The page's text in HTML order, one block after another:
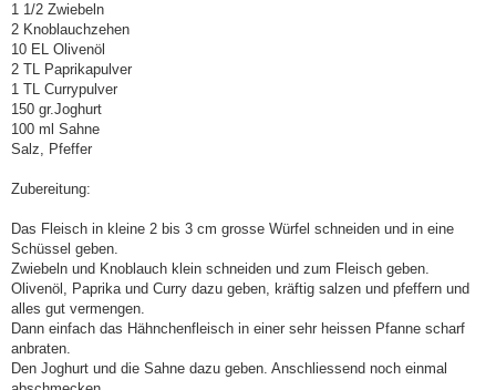
1 1/2 Zwiebeln
2 Knoblauchzehen
10 EL Olivenöl
2 TL Paprikapulver
1 TL Currypulver
150 gr.Joghurt
100 ml Sahne
Salz, Pfeffer
Zubereitung:
Das Fleisch in kleine 2 bis 3 cm grosse Würfel schneiden und in eine
Schüssel geben.
Zwiebeln und Knoblauch klein schneiden und zum Fleisch geben.
Olivenöl, Paprika und Curry dazu geben, kräftig salzen und pfeffern und
alles gut vermengen.
Dann einfach das Hähnchenfleisch in einer sehr heissen Pfanne scharf
anbraten.
Den Joghurt und die Sahne dazu geben. Anschliessend noch einmal